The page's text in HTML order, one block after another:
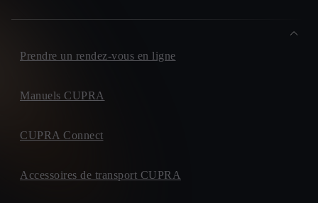
Prendre un rendez-vous en ligne
Manuels CUPRA
CUPRA Connect
Accessoires de transport CUPRA